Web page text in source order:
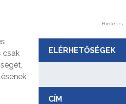
csak
Hirdetés
ELÉRHETŐSÉGEK
CÍM